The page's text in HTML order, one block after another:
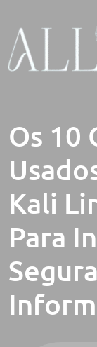
Os 10
Kali
Para